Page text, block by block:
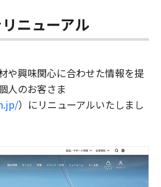
ニューアル
や興味関心に合わせた情報を提
人のお客さま
）にリニューアルいたしまし